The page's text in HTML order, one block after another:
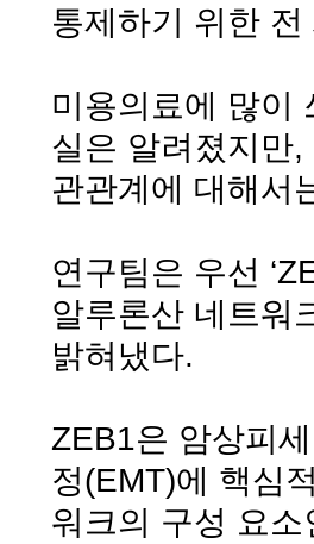
통제하기 위한
미용의료에 많이
실은 알려졌지만
관관계에 대해서
연구팀은 우선
알루론산 네트워
밝혀냈다.
ZEB1은 암상피
정(EMT)에 핵심
워크의 구성 요